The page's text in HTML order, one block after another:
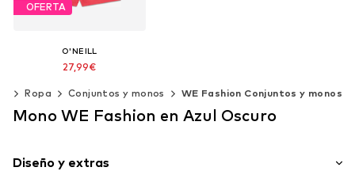
OFERTA
O'NEILL
27,99€
Último precio más bajo:31,99€
Tallas disponibles: 116, 152, 164, 176
Ropa Conjuntos y monos WE Fashion Conjuntos y monos
Mono WE Fashion en Azul Oscuro
Diseño y extras